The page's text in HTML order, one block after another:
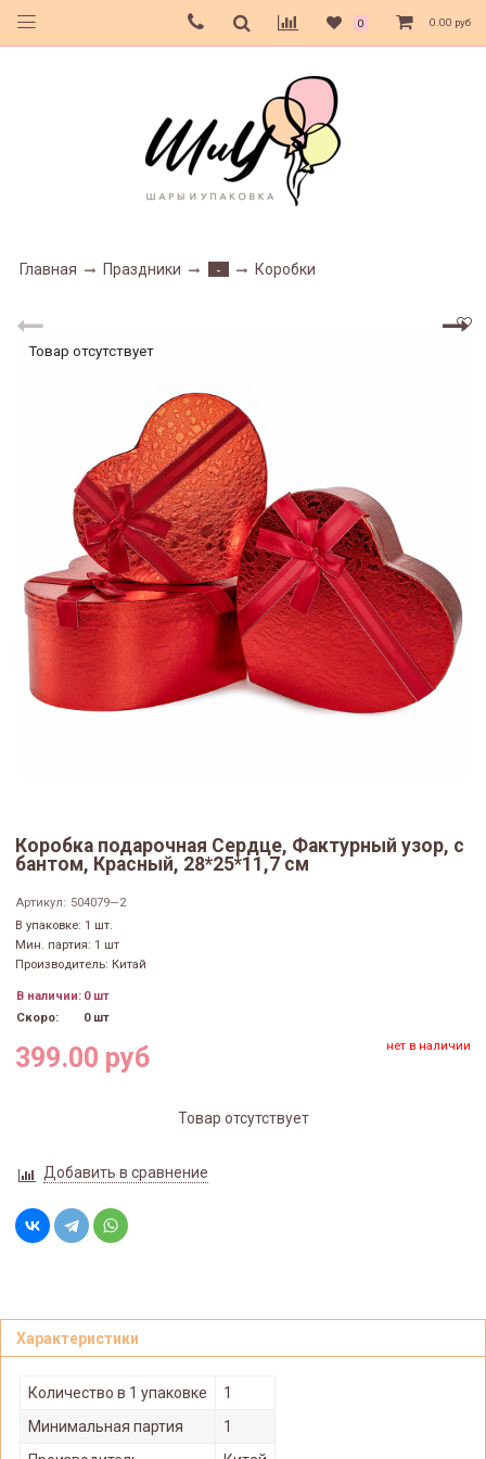
0 0.00 руб
Главная Праздники - Коробки
Товар отсутствует
Коробка подарочная Сердце, Фактурный узор, с
бантом, Красный, 28*25*11,7 см
Артикул: 504079—2
В упаковке: 1 шт.
Мин. партия: 1 шт
Производитель: Китай
В наличии: 0 шт
Скоро:
0 шт
399.00 руб нет в наличии
Товар отсутствует
Добавить в сравнение
Характеристики
Количество в 1 упаковке
1
Минимальная партия
1